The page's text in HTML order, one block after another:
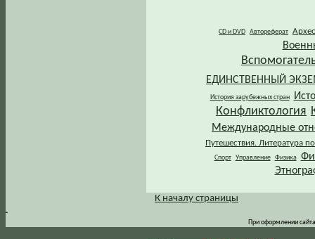
CD и DVD Автореферат
ЕДИНСТВЕННЫЙ
История зарубежных стран
Конфликтология
Международные
Путешествия. Литература
Спорт Управление Физика
.
К началу страницы
При оформлении